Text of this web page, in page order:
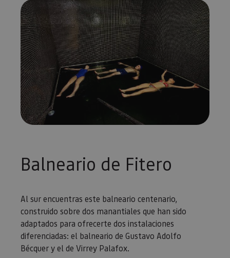
Balneario de Fitero
Al sur encuentras este balneario centenario,
construido sobre dos manantiales que han sido
adaptados para ofrecerte dos instalaciones
diferenciadas: el balneario de Gustavo Adolfo
Bécquer y el de Virrey Palafox.